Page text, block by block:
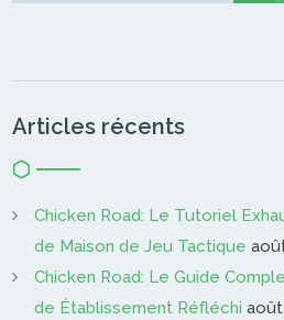
Articles récents
Chicken Road: Le Tutoriel
de Maison de Jeu Tactique
Chicken Road: Le Guide
de Établissement Réfléchi août